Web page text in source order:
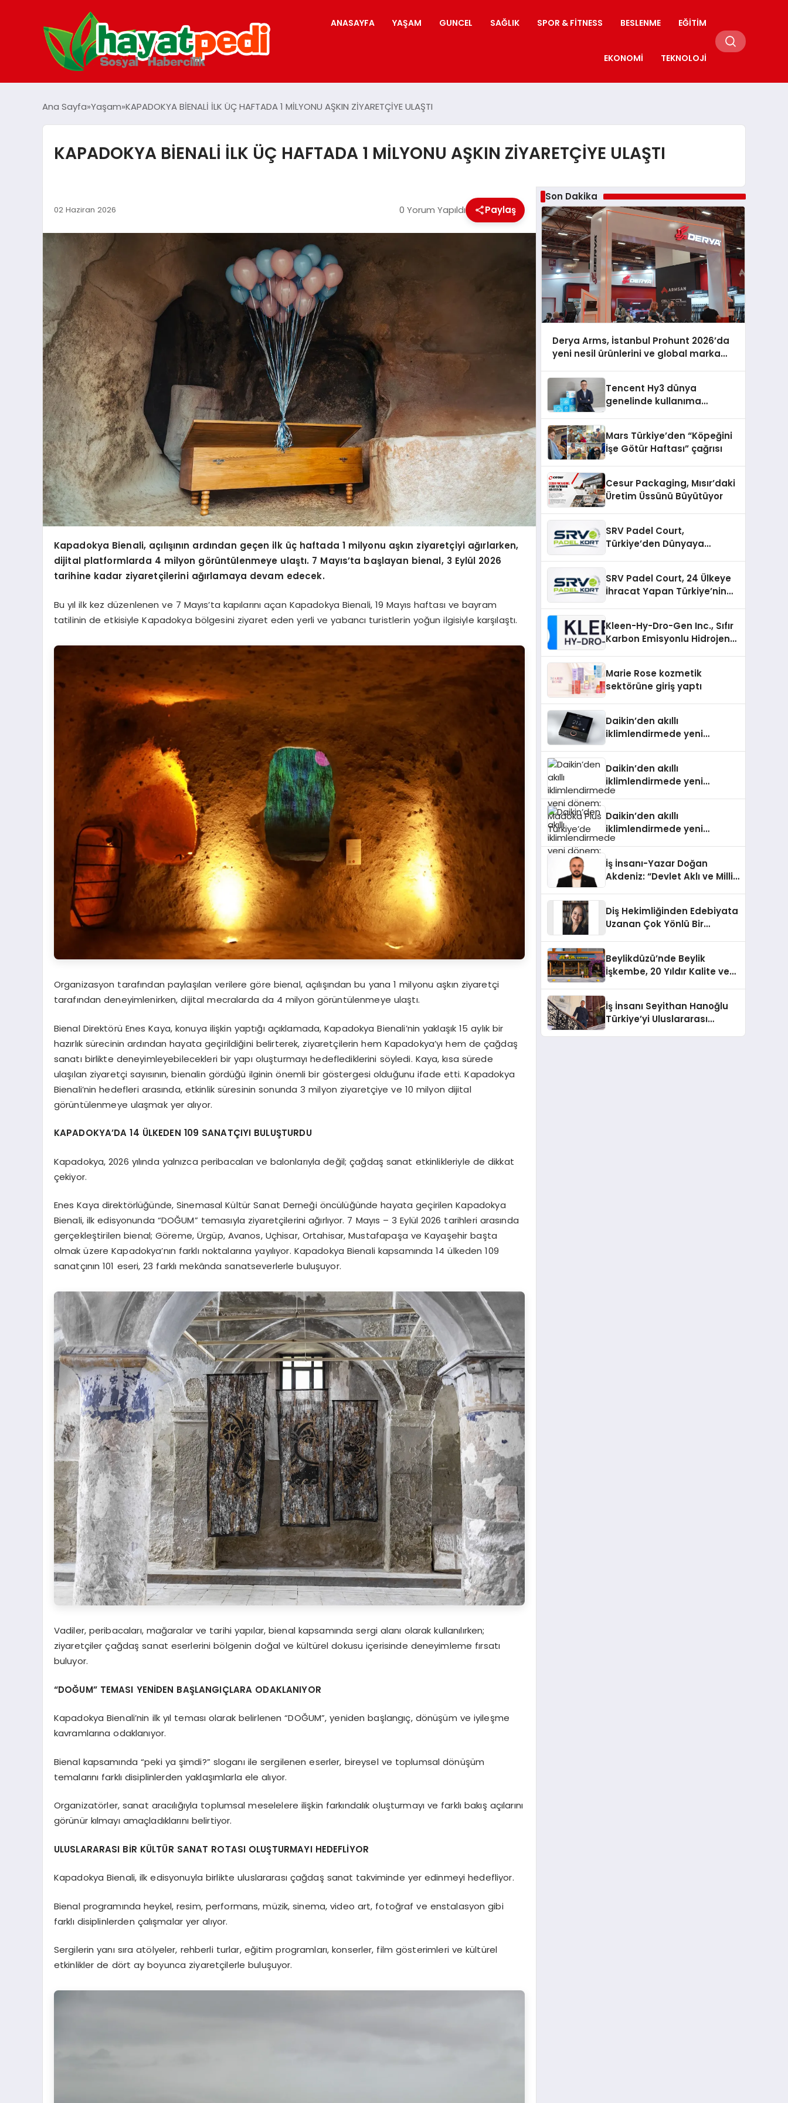
ANASAYFA YAŞAM GUNCEL SAĞLIK SPOR & FITNESS BESLENME EĞITIM
EKONOMI TEKNOLOJI
Ana Sayfa Yaşam KAPADOKYA BİENALİ İLK ÜÇ HAFTADA 1 MİLYONU AŞKIN ZİYARETÇİYE ULAŞTI
KAPADOKYA BİENALİ İLK ÜÇ HAFTADA 1 MİLYONU AŞKIN ZİYARETÇİYE ULAŞTI
02 Haziran 2026 0 Yorum Yapıldı Paylaş
Kapadokya Bienali, açılışının ardından geçen ilk üç haftada 1 milyonu aşkın ziyaretçiyi ağırlarken,
dijital platformlarda 4 milyon görüntülenmeye ulaştı. 7 Mayıs’ta başlayan bienal, 3 Eylül 2026
tarihine kadar ziyaretçilerini ağırlamaya devam edecek.
Bu yıl ilk kez düzenlenen ve 7 Mayıs’ta kapılarını açan Kapadokya Bienali, 19 Mayıs haftası ve bayram
tatilinin de etkisiyle Kapadokya bölgesini ziyaret eden yerli ve yabancı turistlerin yoğun ilgisiyle karşılaştı.
Organizasyon tarafından paylaşılan verilere göre bienal, açılışından bu yana 1 milyonu aşkın ziyaretçi
tarafından deneyimlenirken, dijital mecralarda da 4 milyon görüntülenmeye ulaştı.
Bienal Direktörü Enes Kaya, konuya ilişkin yaptığı açıklamada, Kapadokya Bienali’nin yaklaşık 15 aylık bir
hazırlık sürecinin ardından hayata geçirildiğini belirterek, ziyaretçilerin hem Kapadokya’yı hem de çağdaş
sanatı birlikte deneyimleyebilecekleri bir yapı oluşturmayı hedeflediklerini söyledi. Kaya, kısa sürede
ulaşılan ziyaretçi sayısının, bienalin gördüğü ilginin önemli bir göstergesi olduğunu ifade etti. Kapadokya
Bienali’nin hedefleri arasında, etkinlik süresinin sonunda 3 milyon ziyaretçiye ve 10 milyon dijital
görüntülenmeye ulaşmak yer alıyor.
KAPADOKYA’DA 14 ÜLKEDEN 109 SANATÇIYI BULUŞTURDU
Kapadokya, 2026 yılında yalnızca peribacaları ve balonlarıyla değil; çağdaş sanat etkinlikleriyle de dikkat
çekiyor.
Enes Kaya direktörlüğünde, Sinemasal Kültür Sanat Derneği öncülüğünde hayata geçirilen Kapadokya
Bienali, ilk edisyonunda “DOĞUM” temasıyla ziyaretçilerini ağırlıyor. 7 Mayıs – 3 Eylül 2026 tarihleri arasında
gerçekleştirilen bienal; Göreme, Ürgüp, Avanos, Uçhisar, Ortahisar, Mustafapaşa ve Kayaşehir başta
olmak üzere Kapadokya’nın farklı noktalarına yayılıyor. Kapadokya Bienali kapsamında 14 ülkeden 109
sanatçının 101 eseri, 23 farklı mekânda sanatseverlerle buluşuyor.
Vadiler, peribacaları, mağaralar ve tarihi yapılar, bienal kapsamında sergi alanı olarak kullanılırken;
ziyaretçiler çağdaş sanat eserlerini bölgenin doğal ve kültürel dokusu içerisinde deneyimleme fırsatı
buluyor.
“DOĞUM” TEMASI YENİDEN BAŞLANGIÇLARA ODAKLANIYOR
Kapadokya Bienali’nin ilk yıl teması olarak belirlenen “DOĞUM”, yeniden başlangıç, dönüşüm ve iyileşme
kavramlarına odaklanıyor.
Bienal kapsamında “peki ya şimdi?” sloganı ile sergilenen eserler, bireysel ve toplumsal dönüşüm
temalarını farklı disiplinlerden yaklaşımlarla ele alıyor.
Organizatörler, sanat aracılığıyla toplumsal meselelere ilişkin farkındalık oluşturmayı ve farklı bakış açılarını
görünür kılmayı amaçladıklarını belirtiyor.
ULUSLARARASI BİR KÜLTÜR SANAT ROTASI OLUŞTURMAYI HEDEFLİYOR
Kapadokya Bienali, ilk edisyonuyla birlikte uluslararası çağdaş sanat takviminde yer edinmeyi hedefliyor.
Bienal programında heykel, resim, performans, müzik, sinema, video art, fotoğraf ve enstalasyon gibi
farklı disiplinlerden çalışmalar yer alıyor.
Sergilerin yanı sıra atölyeler, rehberli turlar, eğitim programları, konserler, film gösterimleri ve kültürel
etkinlikler de dört ay boyunca ziyaretçilerle buluşuyor.
Son Dakika
Derya Arms, İstanbul Prohunt 2026’da
yeni nesil ürünlerini ve global marka
Tencent Hy3 dünya
genelinde kullanıma
Mars Türkiye’den “Köpeğini
İşe Götür Haftası” çağrısı
Cesur Packaging, Mısır’daki
Üretim Üssünü Büyütüyor
SRV Padel Court,
Türkiye’den Dünyaya
SRV Padel Court, 24 Ülkeye
İhracat Yapan Türkiye’nin
Kleen-Hy-Dro-Gen Inc., Sıfır
Karbon Emisyonlu Hidrojen
Aldı
Marie Rose kozmetik
sektörüne giriş yaptı
Daikin’den akıllı
iklimlendirmede yeni
Daikin’den akıllı
iklimlendirmede yeni
dönem: Madoka Plus
Daikin’den akıllı
iklimlendirmede yeni
dönem: Madoka Plus
İş İnsanı-Yazar Doğan
Akdeniz: “Devlet Aklı ve Milli
Diş Hekimliğinden Edebiyata
Uzanan Çok Yönlü Bir
Beylikdüzü’nde Beylik
İşkembe, 20 Yıldır Kalite ve
İş İnsanı Seyithan Hanoğlu
Türkiye’yi Uluslararası